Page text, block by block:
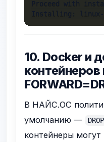
10. Docker и
контейнеров
В НАЙС.ОС
умолчанию —
DROP
контейнеры